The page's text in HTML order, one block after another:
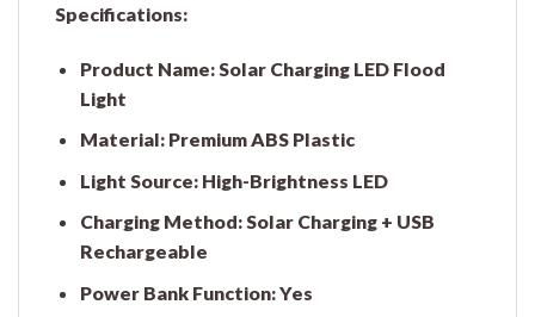
Specifications:
Product Name:Solar Charging LED Flood
Light
Material:Premium ABS Plastic
Light Source:High-Brightness LED
Charging Method:Solar Charging + USB
Rechargeable
Power Bank Function:Yes